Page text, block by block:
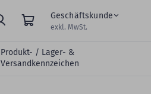
Geschäftskunde
exkl. MwSt.
Produkt- / Lager- &
Versandkennzeichen